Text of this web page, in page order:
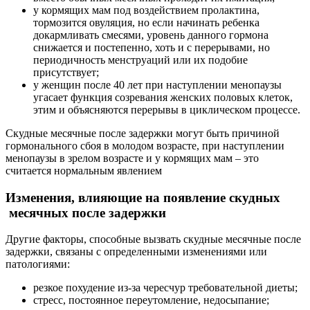
у кормящих мам под воздействием пролактина,
тормозится овуляция, но если начинать ребенка
докармливать смесями, уровень данного гормона
снижается и постепенно, хоть и с перерывами, но
периодичность менструаций или их подобие
присутствует;
у женщин после 40 лет при наступлении менопаузы
угасает функция созревания женских половых клеток,
этим и объясняются перерывы в циклическом процессе.
Скудные месячные после задержки могут быть причиной
гормонального сбоя в молодом возрасте, при наступлении
менопаузы в зрелом возрасте и у кормящих мам – это
считается нормальным явлением
Изменения, влияющие на появление скудных
месячных после задержки
Другие факторы, способные вызвать скудные месячные после
задержки, связаны с определенными изменениями или
патологиями:
резкое похудение из-за чересчур требовательной диеты;
стресс, постоянное переутомление, недосыпание;